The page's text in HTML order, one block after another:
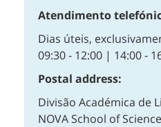
Atendimento
Dias úteis,
09:30 - 12:00 | 14:00 -
Postal address:
Divisão Académica de
NOVA School of